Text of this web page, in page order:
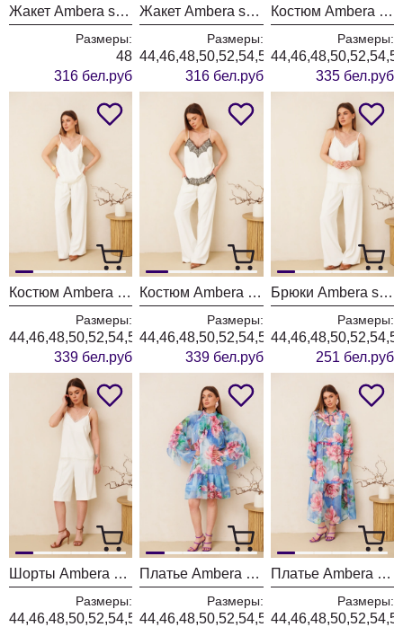
Жакет Ambera style 1146-1 пудра
Размеры:
48
316 бел.руб
Жакет Ambera style 1146 молоко
Размеры:
44,46,48,50,52,54,56,58,60
316 бел.руб
Костюм Ambera style 2162 молоко
Размеры:
335 бел.руб
Костюм Ambera style 2160-1 молоко
Размеры:
44,46,48,50,52,54,56,58,60
339 бел.руб
Костюм Ambera style 2160 молоко
Размеры:
44,46,48,50,52,54,56,58,60
339 бел.руб
Брюки Ambera style 1032-5 молоко
Размеры:
251 бел.руб
Шорты Ambera style 1090-2 молоко
Размеры:
44,46,48,50,52,54,56,58,60
Платье Ambera style 2152 цветы
Размеры:
44,46,48,50,52,54,56,58,60
Платье Ambera style 1130-3 цветы
Размеры: